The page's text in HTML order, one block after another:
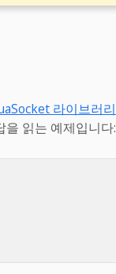
라이브러리
을 읽는 예제입니다: